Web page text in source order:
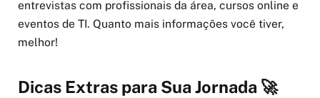
entrevistas com profissionais da área, cursos online e
eventos de TI. Quanto mais informações você tiver,
melhor!
Dicas Extras para Sua Jornada 🚀